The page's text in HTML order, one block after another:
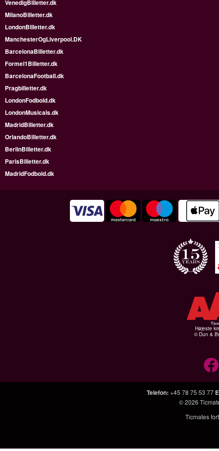
VenedigBilletter.dk
MilanoBilletter.dk
LondonBilletter.dk
ManchesterOgLiverpool.DK
BarcelonaBilletter.dk
Formel1Billetter.dk
BarcelonaFootball.dk
Pragbilletter.dk
LondonFodbold.dk
LondonMusicals.dk
MadridBilletter.dk
OrlandoBilletter.dk
BerlinBilletter.dk
ParisBilletter.dk
MadridFodbold.dk
Højeste
© Dun &
Telefon: +45 78 75 53 77
© 2026
Ticmates